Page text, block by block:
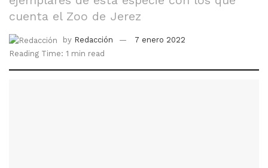
cuenta el Zoo de Jerez
by Redacción
7 enero 2022
Reading Time: 1 min read